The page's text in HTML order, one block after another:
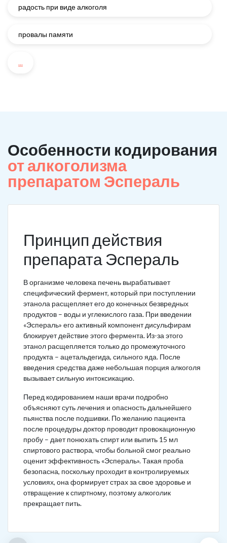
радость при виде алкоголя
провалы памяти
...
Особенности кодирования
от алкоголизма
препаратом Эспераль
Принцип действия
препарата Эспераль
В организме человека печень вырабатывает
специфический фермент, который при поступлении
этанола расщепляет его до конечных безвредных
продуктов – воды и углекислого газа. При введении
«Эспераль» его активный компонент дисульфирам
блокирует действие этого фермента. Из-за этого
этанол расщепляется только до промежуточного
продукта – ацетальдегида, сильного яда. После
введения средства даже небольшая порция алкоголя
вызывает сильную интоксикацию.
Перед кодированием наши врачи подробно
объясняют суть лечения и опасность дальнейшего
пьянства после подшивки. По желанию пациента
после процедуры доктор проводит провокационную
пробу – дает понюхать спирт или выпить 15 мл
спиртового раствора, чтобы больной смог реально
оценит эффективность «Эспераль». Такая проба
безопасна, поскольку проходит в контролируемых
условиях, она формирует страх за свое здоровье и
отвращение к спиртному, поэтому алкоголик
прекращает пить.